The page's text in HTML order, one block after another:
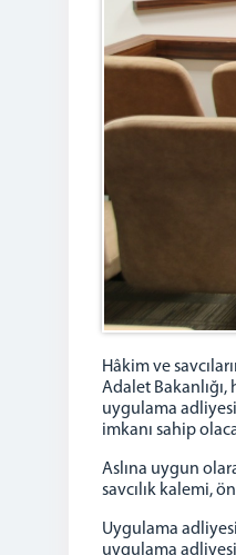
Hâkim ve
Adalet
uygulama
imkanı sahip
Aslına uygun
savcılık kalemi,
Uygulama
uygulama